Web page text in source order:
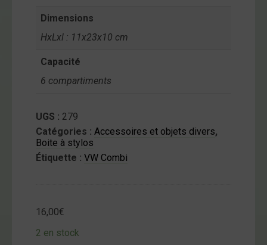
Dimensions
HxLxl : 11x23x10 cm
Capacité
6 compartiments
UGS : 279
Catégories : Accessoires et objets divers,
Boite à stylos
Étiquette : VW Combi
16,00€
2 en stock